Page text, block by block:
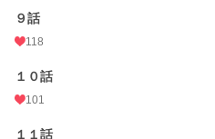
月間ポイント
年間ポイント
累計ポイント
９話
118
１０話
101
１１話